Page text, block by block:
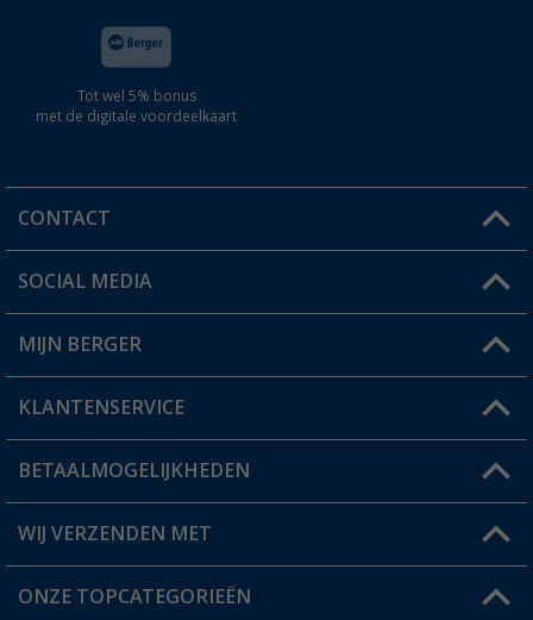
Tot wel 5% bonus
met de digitale voordeelkaart
CONTACT
Een vraag?
Winkel vinden
SOCIAL MEDIA
MIJN BERGER
Mijn account
Status bestelling
Verlanglijstje
KLANTENSERVICE
FAQ & Contact
Verzendinformatie
BETAALMOGELIJKHEDEN
WIJ VERZENDEN MET
ONZE TOPCATEGORIEËN